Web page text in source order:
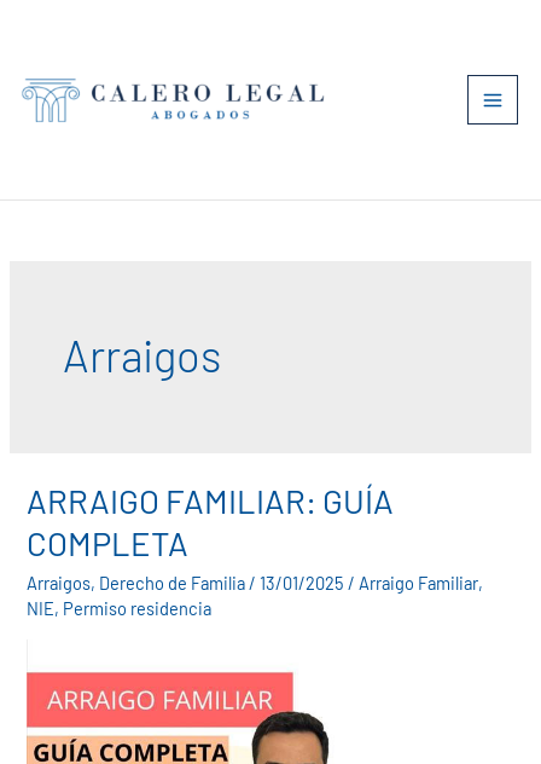
contenido
Arraigos
ARRAIGO FAMILIAR: GUÍA
COMPLETA
Arraigos, Derecho de Familia/ 13/01/2025/ Arraigo Familiar,
NIE, Permiso residencia
ARRAIGO
GUÍA
COMPLETA